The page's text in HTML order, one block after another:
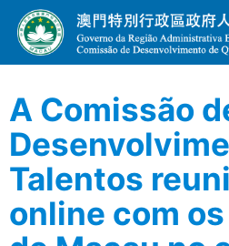
A Comissão
Talentos
online com